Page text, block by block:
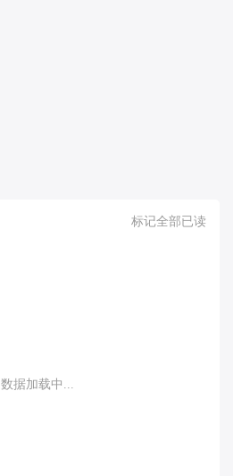
标记全部已读
数据加载中...